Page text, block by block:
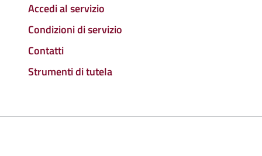
Accedi al servizio
Condizioni di servizio
Contatti
Strumenti di tutela